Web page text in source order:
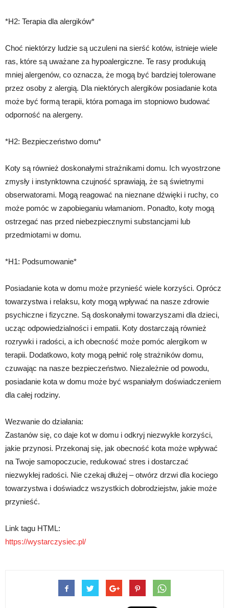
*H2: Terapia dla alergików*
Choć niektórzy ludzie są uczuleni na sierść kotów, istnieje wiele
ras, które są uważane za hypoalergiczne. Te rasy produkują
mniej alergenów, co oznacza, że mogą być bardziej tolerowane
przez osoby z alergią. Dla niektórych alergików posiadanie kota
może być formą terapii, która pomaga im stopniowo budować
odporność na alergeny.
*H2: Bezpieczeństwo domu*
Koty są również doskonałymi strażnikami domu. Ich wyostrzone
zmysły i instynktowna czujność sprawiają, że są świetnymi
obserwatorami. Mogą reagować na nieznane dźwięki i ruchy, co
może pomóc w zapobieganiu włamaniom. Ponadto, koty mogą
ostrzegać nas przed niebezpiecznymi substancjami lub
przedmiotami w domu.
*H1: Podsumowanie*
Posiadanie kota w domu może przynieść wiele korzyści. Oprócz
towarzystwa i relaksu, koty mogą wpływać na nasze zdrowie
psychiczne i fizyczne. Są doskonałymi towarzyszami dla dzieci,
ucząc odpowiedzialności i empatii. Koty dostarczają również
rozrywki i radości, a ich obecność może pomóc alergikom w
terapii. Dodatkowo, koty mogą pełnić rolę strażników domu,
czuwając na nasze bezpieczeństwo. Niezależnie od powodu,
posiadanie kota w domu może być wspaniałym doświadczeniem
dla całej rodziny.
Wezwanie do działania:
Zastanów się, co daje kot w domu i odkryj niezwykłe korzyści,
jakie przynosi. Przekonaj się, jak obecność kota może wpływać
na Twoje samopoczucie, redukować stres i dostarczać
niezwykłej radości. Nie czekaj dłużej – otwórz drzwi dla kociego
towarzystwa i doświadcz wszystkich dobrodziejstw, jakie może
przynieść.
Link tagu HTML:
https://wystarczysiec.pl/